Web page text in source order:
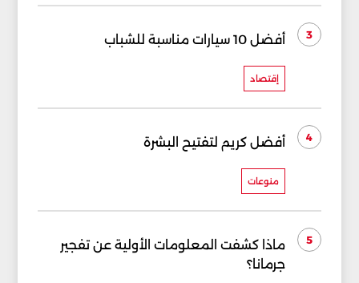
3 أفضل 10 سيارات مناسبة للشباب
إقتصاد
4 أفضل كريم لتفتيح البشرة
منوعات
5
ماذا كشفت المعلومات الأولية عن تفجير
جرمانا؟